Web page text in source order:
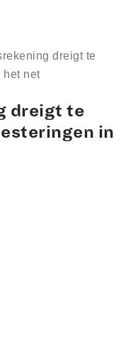
dreigt te
het net
dreigt te
in